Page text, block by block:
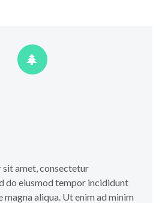


amet, consectetur
do eiusmod tempor incididunt
aliqua. Ut enim ad minim